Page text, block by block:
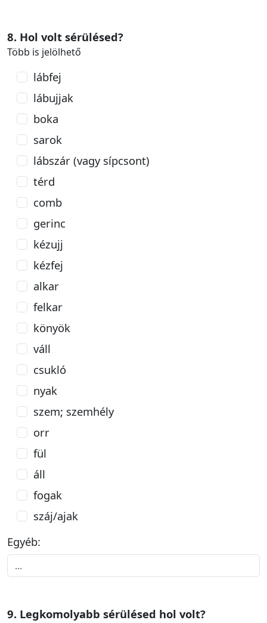
8. Hol volt sérülésed?
Több is jelölhető
lábfej
lábujjak
boka
sarok
lábszár (vagy sípcsont)
térd
comb
gerinc
kézujj
kézfej
alkar
felkar
könyök
váll
csukló
nyak
szem; szemhély
orr
fül
áll
fogak
száj/ajak
Egyéb:
9. Legkomolyabb sérülésed hol volt?